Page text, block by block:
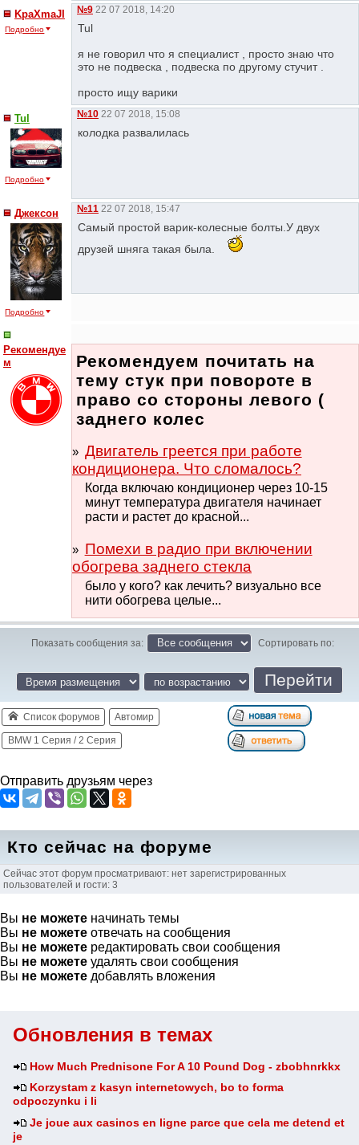
Обновления в темах
How Much Prednisone For A 10 Pound Dog - zbobhnrkkx
Korzystam z kasyn internetowych, bo to forma
odpoczynku i li
Je joue aux casinos en ligne parce que cela me detend et
je
KpaXmaJI
Подробно
№9 22 07 2018, 14:20
Tul
я не говорил что я специалист , просто знаю что
это не подвеска , подвеска по другому стучит .
просто ищу варики
Tul
Подробно
№10 22 07 2018, 15:08
колодка развалилась
Джексон
Подробно
№11 22 07 2018, 15:47
Самый простой варик-колесные болты.У двух
друзей шняга такая была.
Рекомендуе
м
Рекомендуем почитать на
тему стук при повороте в
право со стороны левого (
заднего колес
Двигатель греется при работе
кондиционера. Что сломалось?
Когда включаю кондиционер через 10-15
минут температура двигателя начинает
расти и растет до красной...
Помехи в радио при включении
обогрева заднего стекла
было у кого? как лечить? визуально все
нити обогрева целые...
Показать сообщения за: Сортировать по:
Список форумов Автомир
BMW 1 Серия / 2 Серия
Отправить друзьям через
Кто сейчас на форуме
Сейчас этот форум просматривают: нет зарегистрированных
пользователей и гости: 3
Вы не можете начинать темы
Вы не можете отвечать на сообщения
Вы не можете редактировать свои сообщения
Вы не можете удалять свои сообщения
Вы не можете добавлять вложения